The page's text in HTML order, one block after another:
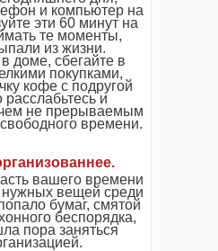
и компьютер на
эти 60 минут на
те моменты,
из жизни.
доме, сбегайте в
покупками,
кофе с подругой
расслабьтесь и
не прерываемым
времени.
вашего времени
нужных вещей среди
бумаг, смятой
беспорядка,
пора заняться